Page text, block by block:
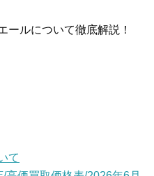
ールについて徹底解説！
て